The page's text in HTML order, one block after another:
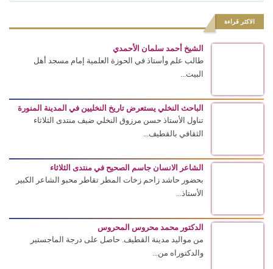
الاكثر قراءة
الشيخ أحمد سلمان الأحمدي
طالب علم وأستاذ في الحوزة العلمية إمام مسجد أهل
البيت...
الباحث النخلي يستعرض تاريخ النخليين في المدينة المنورة
تناول الأستاذ حسن مرزوق النخلي ضيف منتدى الثلاثاء
الثقافي بالقطيف...
الشاعر الانسان جاسم الصحيح في منتدى الثلاثاء
بحضور حاشد زاحم زخات المطر تقاطر محبو الشاعر الكبير
الأستاذ...
الدكتور محمد محروس المحروس
من مواليد مدينة القطيف. حاصل على درجة الماجستير
والدكتوراه من...